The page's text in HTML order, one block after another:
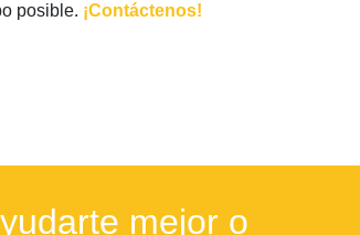
posible. ¡Contáctenos!
mejor o